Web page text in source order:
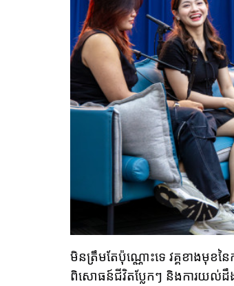
មិនត្រឹមតែប៉ុណ្ណោះទេ វគ្គខាងមុខន
ពិសោធន៍ជីវិតប្លែកៗ និងការយល់ដឹ